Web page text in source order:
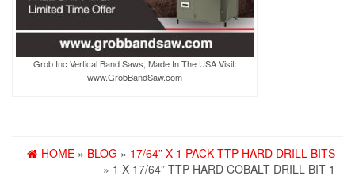
Grob Inc Vertical Band Saws, Made In The USA Visit:
www.GrobBandSaw.com
HOME » BLOG » 17/64” X 1 PACK TTP HARD DRILL BITS
» 1 X 17/64” TTP HARD COBALT DRILL BIT 1